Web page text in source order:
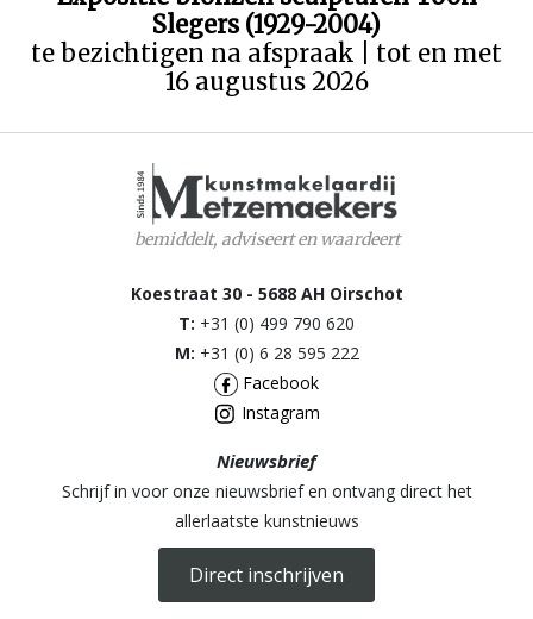
Slegers (1929-2004)
te bezichtigen na afspraak | tot en met
16 augustus 2026
bemiddelt, adviseert en waardeert
Koestraat 30 - 5688 AH Oirschot
T: +31 (0) 499 790 620
M: +31 (0) 6 28 595 222
Facebook
Instagram
Nieuwsbrief
Schrijf in voor onze nieuwsbrief en ontvang direct het
allerlaatste kunstnieuws
Direct inschrijven